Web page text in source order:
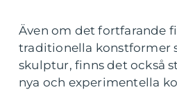
Även om det fortfarande
traditionella konstformer
skulptur, finns det också
nya och experimentella